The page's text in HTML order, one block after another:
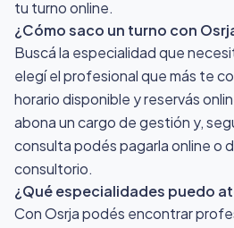
tu turno online.
¿Cómo saco un turno con
Buscá la especialidad que
elegí el profesional que más te
horario disponible y reservás
abona un cargo de gestión y,
consulta podés pagarla online o
consultorio.
¿Qué especialidades puedo
Con Osrja podés encontrar